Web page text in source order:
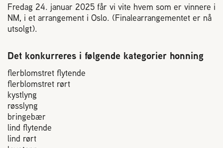
Fredag 24. januar 2025 får vi vite hvem som er vinnere i
NM, i et arrangement i Oslo. (Finalearrangementet er nå
utsolgt).
Det konkurreres i følgende kategorier honning
flerblomstret flytende
flerblomstret rørt
kystlyng
røsslyng
bringebær
lind flytende
lind rørt